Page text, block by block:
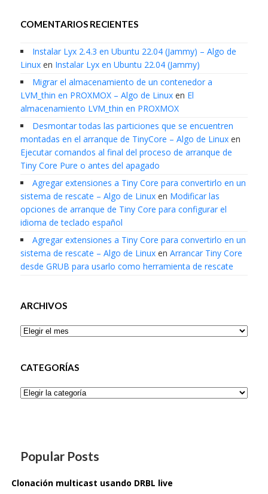
COMENTARIOS RECIENTES
Instalar Lyx 2.4.3 en Ubuntu 22.04 (Jammy) – Algo de
Linuxen Instalar Lyx en Ubuntu 22.04 (Jammy)
Migrar el almacenamiento de un contenedor a
LVM_thin en PROXMOX – Algo de Linuxen El
almacenamiento LVM_thin en PROXMOX
Desmontar todas las particiones que se encuentren
montadas en el arranque de TinyCore – Algo de Linuxen
Ejecutar comandos al final del proceso de arranque de
Tiny Core Pure o antes del apagado
Agregar extensiones a Tiny Core para convertirlo en un
sistema de rescate – Algo de Linuxen Modificar las
opciones de arranque de Tiny Core para configurar el
idioma de teclado español
Agregar extensiones a Tiny Core para convertirlo en un
sistema de rescate – Algo de Linuxen Arrancar Tiny Core
desde GRUB para usarlo como herramienta de rescate
ARCHIVOS
Archivos
CATEGORÍAS
Categorías
Popular Posts
Clonación multicast usando DRBL live